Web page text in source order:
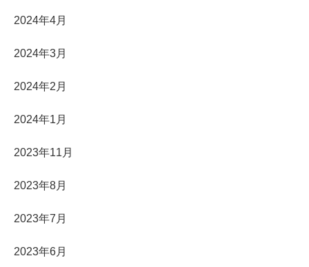
2024年4月
2024年3月
2024年2月
2024年1月
2023年11月
2023年8月
2023年7月
2023年6月